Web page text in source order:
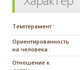
Темперамент :
Ориентированность
на человека :
Отношение к